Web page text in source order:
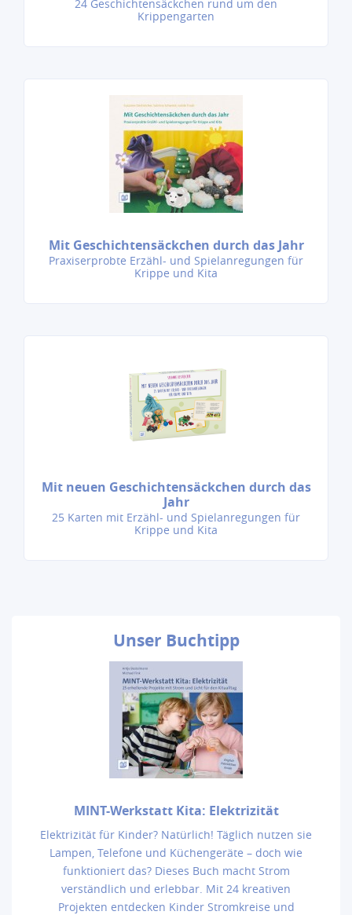
24 Geschichtensäckchen rund um den
Krippengarten
Mit Geschichtensäckchen durch das Jahr
Praxiserprobte Erzähl- und Spielanregungen für
Krippe und Kita
Mit neuen Geschichtensäckchen durch das
Jahr
25 Karten mit Erzähl- und Spielanregungen für
Krippe und Kita
Unser Buchtipp
MINT-Werkstatt Kita: Elektrizität
Elektrizität für Kinder? Natürlich! Täglich nutzen sie
Lampen, Telefone und Küchengeräte – doch wie
funktioniert das? Dieses Buch macht Strom
verständlich und erlebbar. Mit 24 kreativen
Projekten entdecken Kinder Stromkreise und